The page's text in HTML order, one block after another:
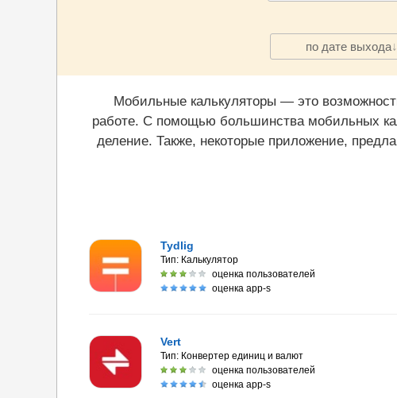
по дате выхода
Мобильные калькуляторы — это
работе. С помощью большинства мобильных
деление. Также, некоторые приложение,
Tydlig
Тип: Калькулятор
оценка пользователей
оценка app-s
Vert
Тип: Конвертер единиц и валют
оценка пользователей
оценка app-s